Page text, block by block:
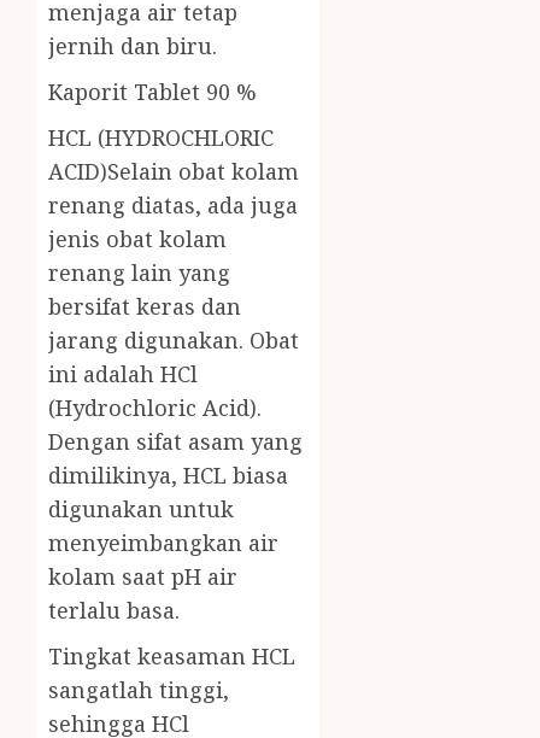
menjaga air tetap
jernih dan biru.
Kaporit Tablet 90 %
HCL (HYDROCHLORIC
ACID)Selain obat kolam
renang diatas, ada juga
jenis obat kolam
renang lain yang
bersifat keras dan
jarang digunakan. Obat
ini adalah HCl
(Hydrochloric Acid).
Dengan sifat asam yang
dimilikinya, HCL biasa
digunakan untuk
menyeimbangkan air
kolam saat pH air
terlalu basa.
Tingkat keasaman HCL
sangatlah tinggi,
sehingga HCl